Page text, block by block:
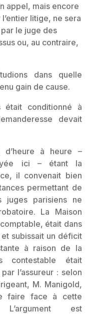
appel, mais encore
litige, ne sera
le juge des
ou, au contraire,
dans quelle
gain de cause.
était conditionné à
devait
d’heure à heure –
ici – étant la
il convenait bien
permettant de
parisiens ne
La Maison
était dans
subissait un déficit
à raison de la
contestable était
l’assureur : selon
M. Manigold,
faire face à cette
L’argument est